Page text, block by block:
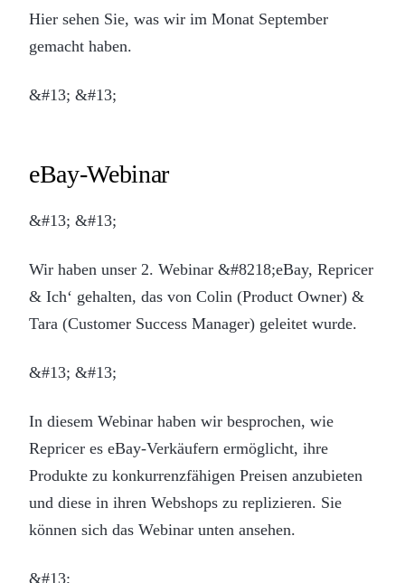
Hier sehen Sie, was wir im Monat September
gemacht haben.
&#13; &#13;
eBay-Webinar
&#13; &#13;
Wir haben unser 2. Webinar &#8218;eBay, Repricer
& Ich‘ gehalten, das von Colin (Product Owner) &
Tara (Customer Success Manager) geleitet wurde.
&#13; &#13;
In diesem Webinar haben wir besprochen, wie
Repricer es eBay-Verkäufern ermöglicht, ihre
Produkte zu konkurrenzfähigen Preisen anzubieten
und diese in ihren Webshops zu replizieren. Sie
können sich das Webinar unten ansehen.
&#13;